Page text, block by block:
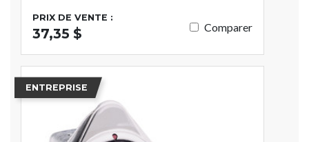
PRIX DE VENTE :
37,35 $ Comparer
ENTREPRISE